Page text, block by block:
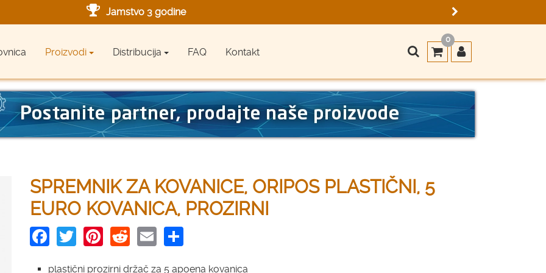
Jamstvo 3 godine
Designed in Germany
Made in Germany
Proizvodi Distribucija FAQ Kontakt
0
SPREMNIK ZA KOVANICE, ORIPOS PLASTIČNI, 5
EURO KOVANICA, PROZIRNI
Facebook
TwitterPinterest
Reddit
Email
plastični prozirni držač za 5 apoena kovanica